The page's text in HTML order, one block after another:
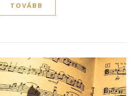
TOVÁBB